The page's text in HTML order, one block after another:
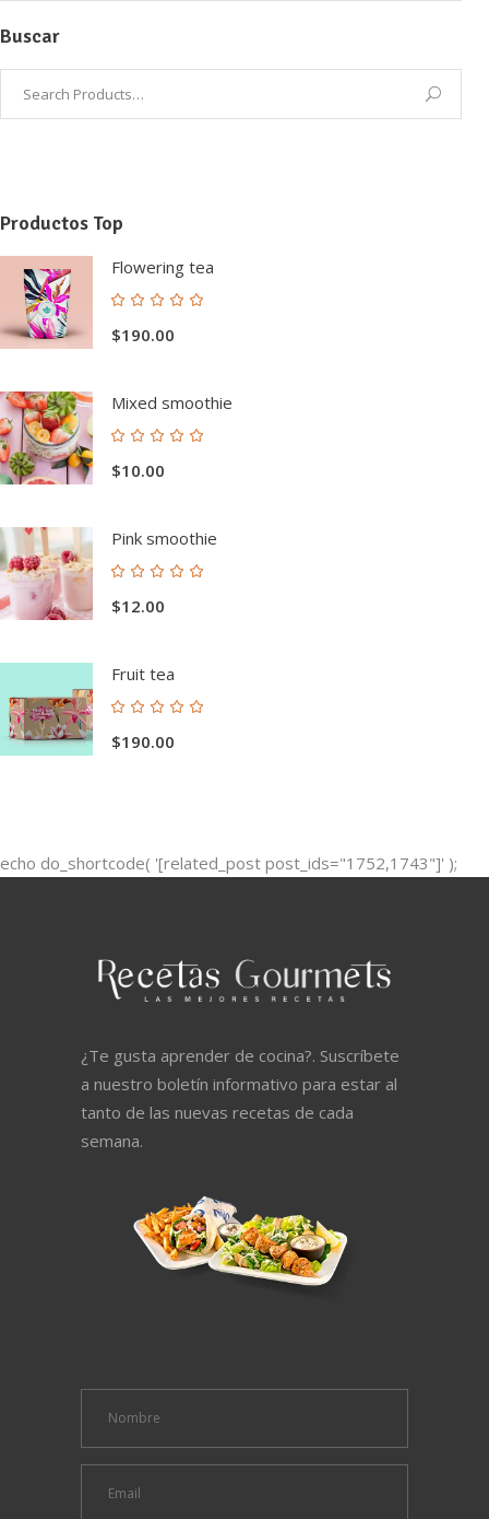
Buscar
Productos Top
Flowering tea
5.00
$190.00
Mixed smoothie
5.00
$10.00
Pink smoothie
5.00
$12.00
Fruit tea
5.00
$190.00
echo do_shortcode( '[related_post post_ids="1752,1743"]' );
¿Te gusta aprender de cocina?. Suscríbete
a nuestro boletín informativo para estar al
tanto de las nuevas recetas de cada
semana.